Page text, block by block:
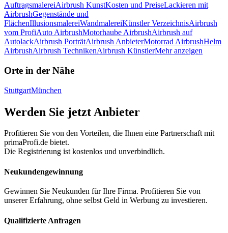
AuftragsmalereiAirbrush KunstKosten und PreiseLackieren mit
AirbrushGegenstände und
FlächenIllusionsmalereiWandmalereiKünstler VerzeichnisAirbrush
vom ProfiAuto AirbrushMotorhaube AirbrushAirbrush auf
AutolackAirbrush PorträtAirbrush AnbieterMotorrad AirbrushHelm
AirbrushAirbrush TechnikenAirbrush KünstlerMehr anzeigen
Orte in der Nähe
StuttgartMünchen
Werden Sie jetzt Anbieter
Profitieren Sie von den Vorteilen, die Ihnen eine Partnerschaft mit
primaProfi.de bietet.
Die Registrierung ist kostenlos und unverbindlich.
Neukundengewinnung
Gewinnen Sie Neukunden für Ihre Firma. Profitieren Sie von
unserer Erfahrung, ohne selbst Geld in Werbung zu investieren.
Qualifizierte Anfragen